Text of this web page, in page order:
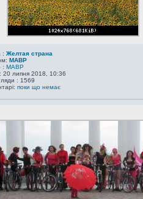
: Желтая страна
MABP
: MABP
20 липня 2018, 10:36
: 1569
поки що немає